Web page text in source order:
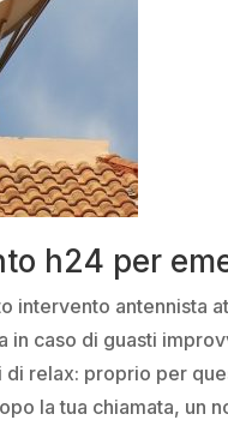
h24 per
intervento antennista
in caso di guasti
di relax: proprio per
la tua chiamata, un